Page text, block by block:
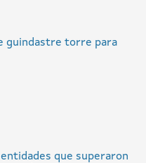
guindastre torre para
que superaron